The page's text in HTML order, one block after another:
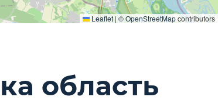
Leaflet | ©OpenStreetMapcontributors
область